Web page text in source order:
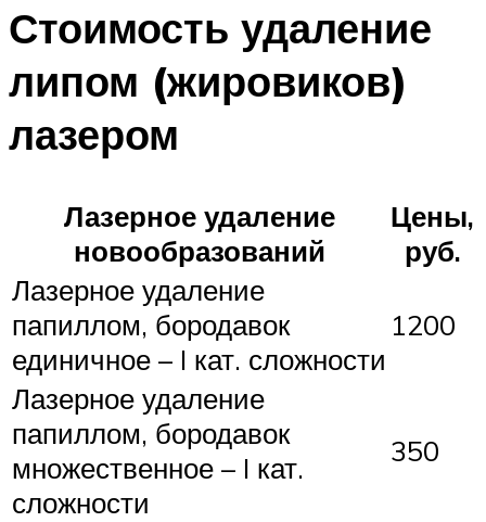
Стоимость удаление
липом (жировиков)
лазером
Лазерное удаление
новообразований
Цены,
руб.
Лазерное удаление
папиллом, бородавок
единичное – I кат. сложности
1200
Лазерное удаление
папиллом, бородавок
множественное – I кат.
сложности
350